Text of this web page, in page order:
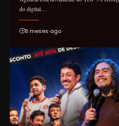
do digital…
8 meses ago